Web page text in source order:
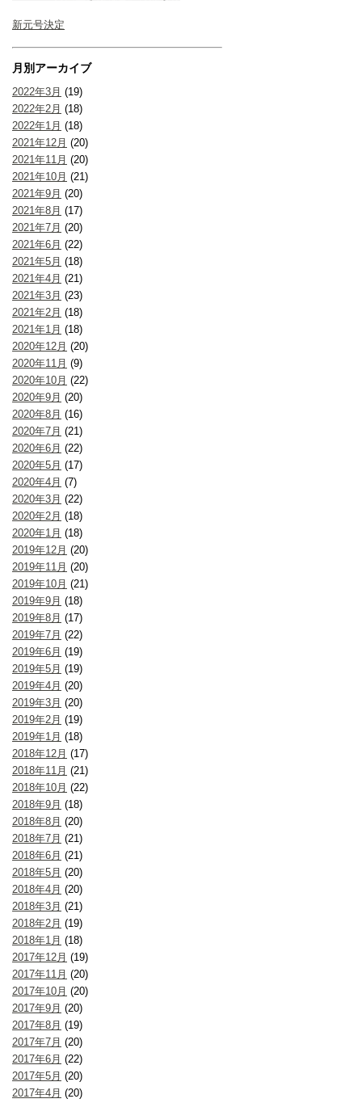
新元号決定
月別アーカイブ
2022年3月 (19)
2022年2月 (18)
2022年1月 (18)
2021年12月 (20)
2021年11月 (20)
2021年10月 (21)
2021年9月 (20)
2021年8月 (17)
2021年7月 (20)
2021年6月 (22)
2021年5月 (18)
2021年4月 (21)
2021年3月 (23)
2021年2月 (18)
2021年1月 (18)
2020年12月 (20)
2020年11月 (9)
2020年10月 (22)
2020年9月 (20)
2020年8月 (16)
2020年7月 (21)
2020年6月 (22)
2020年5月 (17)
2020年4月 (7)
2020年3月 (22)
2020年2月 (18)
2020年1月 (18)
2019年12月 (20)
2019年11月 (20)
2019年10月 (21)
2019年9月 (18)
2019年8月 (17)
2019年7月 (22)
2019年6月 (19)
2019年5月 (19)
2019年4月 (20)
2019年3月 (20)
2019年2月 (19)
2019年1月 (18)
2018年12月 (17)
2018年11月 (21)
2018年10月 (22)
2018年9月 (18)
2018年8月 (20)
2018年7月 (21)
2018年6月 (21)
2018年5月 (20)
2018年4月 (20)
2018年3月 (21)
2018年2月 (19)
2018年1月 (18)
2017年12月 (19)
2017年11月 (20)
2017年10月 (20)
2017年9月 (20)
2017年8月 (19)
2017年7月 (20)
2017年6月 (22)
2017年5月 (20)
2017年4月 (20)